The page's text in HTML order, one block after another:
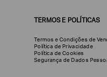
TERMOS E POLÍTICAS
Termos e Condições de
Política de Privacidade
Política de Cookies
Segurança de Dados